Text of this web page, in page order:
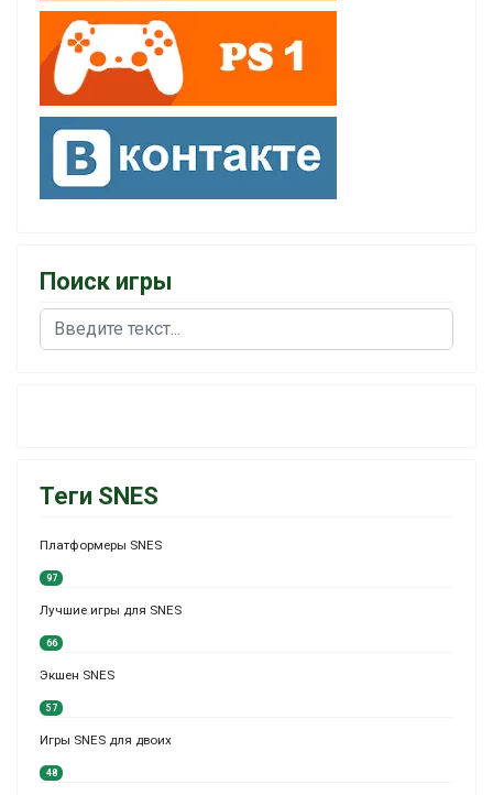
Поиск игры
Поиск
Теги SNES
Платформеры SNES
97
Лучшие игры для SNES
66
Экшен SNES
57
Игры SNES для двоих
48